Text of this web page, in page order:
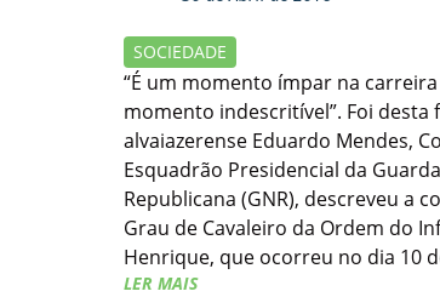
SOCIEDADE
“É um momento ímpar na
momento indescritível”. Foi desta
alvaiazerense Eduardo Mendes,
Esquadrão Presidencial da
Republicana (GNR), descreveu a
Grau de Cavaleiro da Ordem do
Henrique, que ocorreu no dia 10
LER MAIS